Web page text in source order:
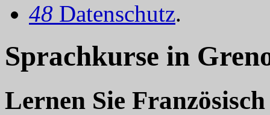
48 Datenschutz.
Sprachkurse in
Lernen Sie